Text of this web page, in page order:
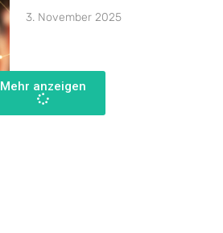
3. November 2025
Mehr anzeigen